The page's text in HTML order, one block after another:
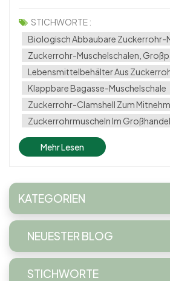
Verpackungsoptionen für
gleichermaßen unerlässlich. Eine
den letzten Jahren an Bedeutung
Zuckerrohrmuscheln. Schauen wir uns
STICHWORTE :
Biologisch Abbaubare Zuckerrohr-
Zuckerrohr-Muschelschalen,
Lebensmittelbehälter Aus
Klappbare Bagasse-Muschelschale
Zuckerrohr-Clamshell Zum
Zuckerrohrmuscheln Im Großhandel
Mehr Lesen
KATEGORIEN
NEUESTER BLOG
STICHWORTE